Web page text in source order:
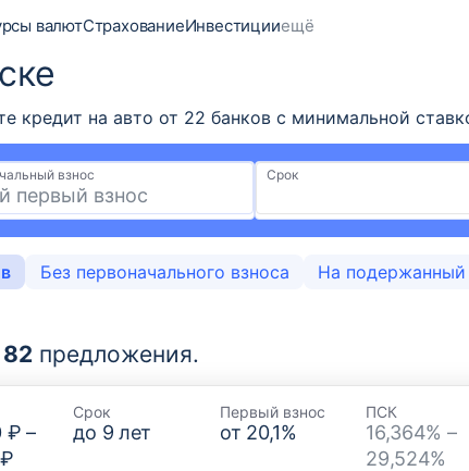
валютСтрахованиеИнвестицииещё
на авто от 22 банков с минимальной
взнос Срок
Без первоначального взноса На подержанный
82 предложения.
₽ –
Срок
до 9 лет
Первый взнос
от 20,1%
ПСК
16,364% –
29,524%